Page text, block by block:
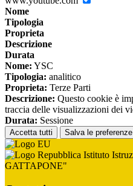
Nome
Tipologia
Proprieta
Descrizione
Durata
Nome: YSC
Tipologia: analitico
Proprieta: Terze Parti
Descrizione: Questo cookie è
traccia delle visualizzazioni dei
Durata: Sessione
Accetta tutti Salva le preferenze
Istituto
GATTAPONE"